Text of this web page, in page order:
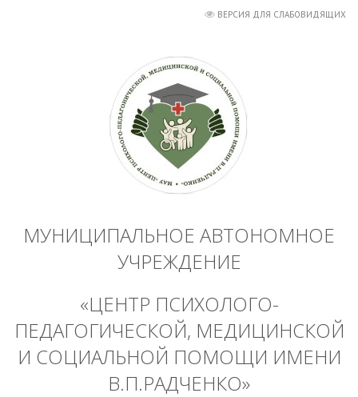
ВЕРСИЯ ДЛЯ СЛАБОВИДЯЩИХ
МУНИЦИПАЛЬНОЕ АВТОНОМНОЕ
УЧРЕЖДЕНИЕ
«ЦЕНТР ПСИХОЛОГО-
ПЕДАГОГИЧЕСКОЙ, МЕДИЦИНСКОЙ
И СОЦИАЛЬНОЙ ПОМОЩИ ИМЕНИ
В.П.РАДЧЕНКО»